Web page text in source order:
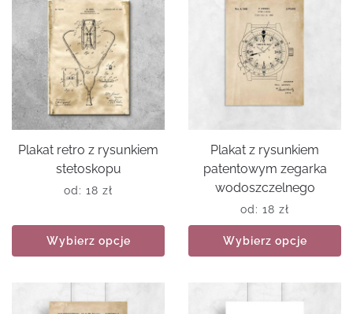
Plakat retro z rysunkiem
stetoskopu
od: 18 zł
Wybierz opcje
Plakat z rysunkiem
patentowym zegarka
wodoszczelnego
od: 18 zł
Wybierz opcje